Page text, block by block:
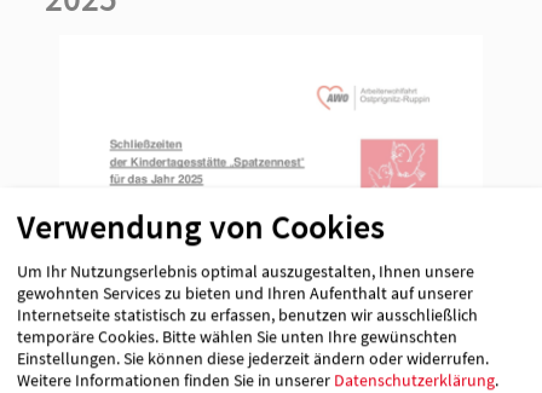
Verwendung von Cookies
Um Ihr Nutzungserlebnis optimal auszugestalten, Ihnen unsere
gewohnten Services zu bieten und Ihren Aufenthalt auf unserer
Internetseite statistisch zu erfassen, benutzen wir ausschließlich
temporäre Cookies. Bitte wählen Sie unten Ihre gewünschten
Einstellungen. Sie können diese jederzeit ändern oder widerrufen.
Weitere Informationen finden Sie in unserer Datenschutzerklärung.